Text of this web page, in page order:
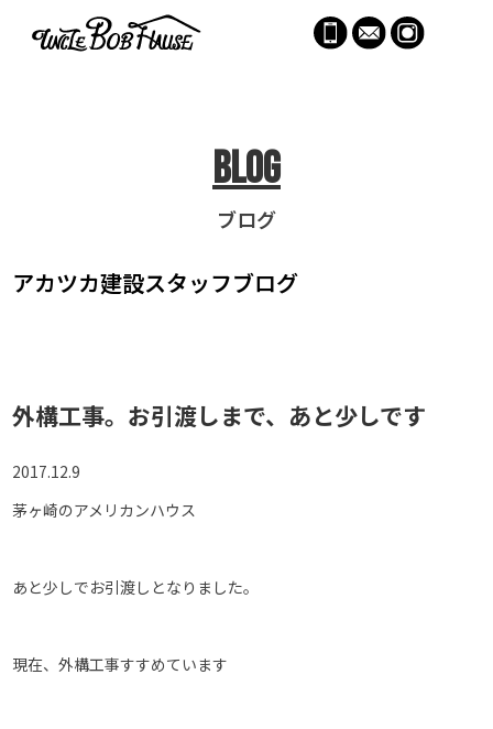
Blog
ブログ
アカツカ建設スタッフブログ
外構工事。お引渡しまで、あと少しです
2017.12.9
茅ヶ崎のアメリカンハウス
あと少しでお引渡しとなりました。
現在、外構工事すすめています